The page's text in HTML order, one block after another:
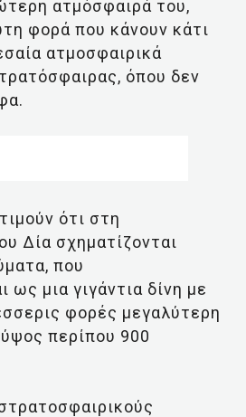
ατμόσφαιρά του,
φορά που κάνουν κάτι
ατμοσφαιρικά
όπου δεν
ότι στη
Δία σχηματίζονται
που
ως μια γιγάντια δίνη με
φορές μεγαλύτερη
περίπου 900